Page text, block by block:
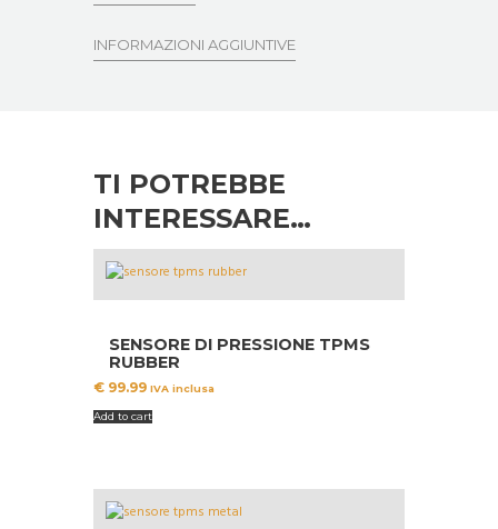
INFORMAZIONI AGGIUNTIVE
TI POTREBBE
INTERESSARE…
SENSORE DI PRESSIONE TPMS
RUBBER
€ 99.99 IVA inclusa
Add to cart